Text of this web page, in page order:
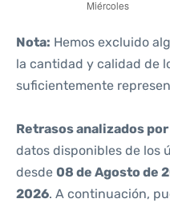
Nota: Hemos excluido
la cantidad y calidad de
suficientemente
Retrasos analizados
datos disponibles de los
desde 08 de Agosto de
2026. A continuación,